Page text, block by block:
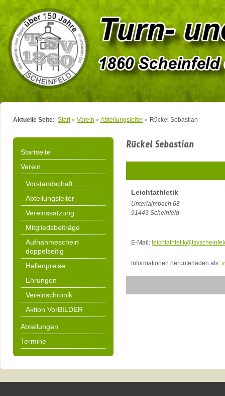
Aktuelle Seite: Start Verein Abteilungsleiter Rückel Sebastian
Startseite
Verein
Vorstandschaft
Abteilungsleiter
Vereinssatzung
Mitgliedsbeiträge
Aufnahmeschein
doppelseitig
Hallenpreise
Ehrungen
Vereinschronik
Aktion VorBILDER
Abteilungen
Termine
Rückel Sebastian
Leichtathletik
Unterlaimbach 68
91443 Scheinfeld
E-Mail:
Informationen herunterladen als: